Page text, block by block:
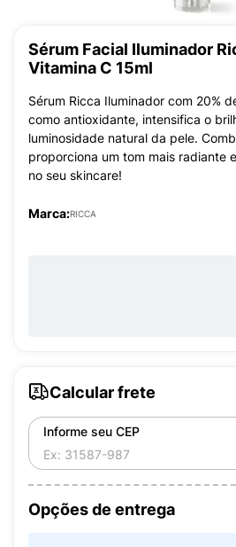
Sérum Facial Iluminador
Vitamina C 15ml
Sérum Ricca Iluminador com 20%
como antioxidante, intensifica o
luminosidade natural da pele.
proporciona um tom mais radiante
no seu skincare!
Marca:RICCA
Calcular frete
Informe seu CEP
Opções de entrega